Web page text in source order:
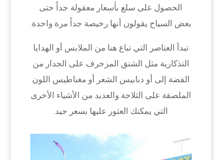
الحصول على سلع بأسعار معقولة جداً حتى
بعض السياح يقولون أنها رخيصة جداً مرة واحدة.
تبدأ العناصر التي تباع هنا من الملابس أو الهدايا
التذكارية مثل الشنق المزخرف على الجدار من
الفضة إلى أو دبابيس الشعر أو مغناطيس اللون
الملصقة على الثلاجة والعديد من الأشياء الأخرى
التي يمكنك العثور عليها بسعر جيد.